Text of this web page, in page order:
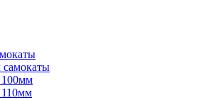
самокаты
100мм
110мм